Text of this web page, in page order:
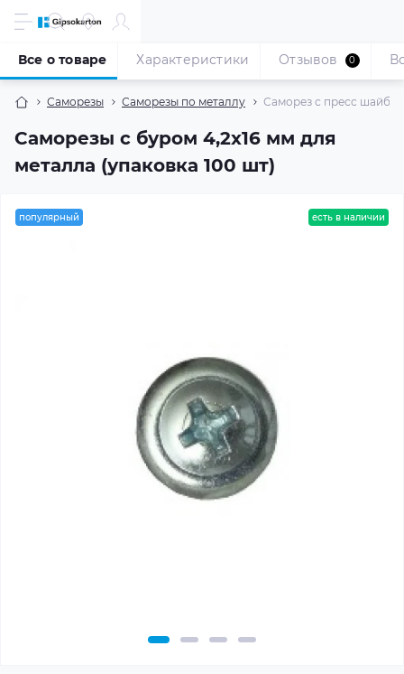
Саморезы Саморезы по металлу Саморез с пресс
Саморезы с буром 4,2x16 мм для
металла (упаковка 100 шт)
Все о товаре Характеристики Отзывов 0
популярный есть в наличии